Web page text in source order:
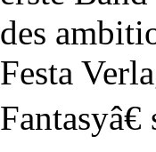
des
Festa